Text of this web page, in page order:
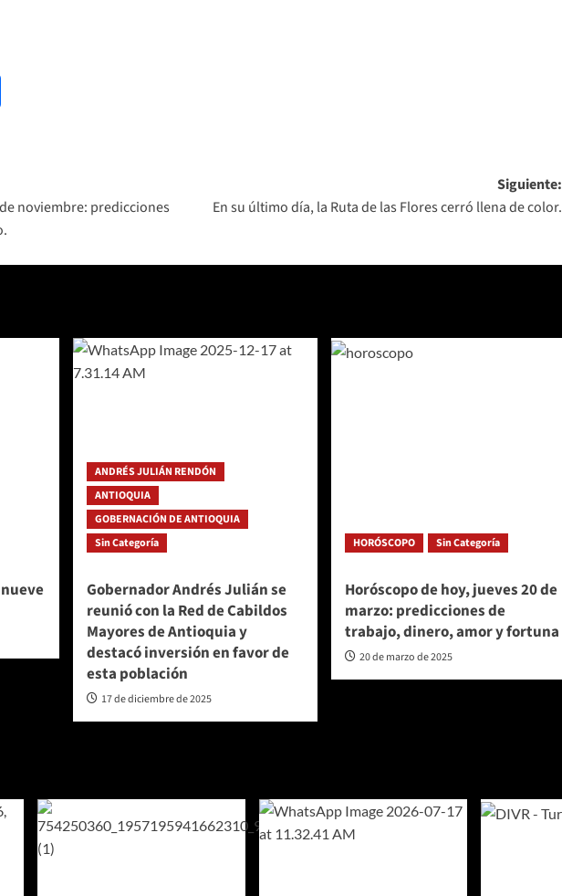
noviembre: predicciones
Siguiente:
En su último día, la Ruta de las Flores cerró llena de color.
ANDRÉS JULIÁN RENDÓN
ANTIOQUIA
GOBERNACIÓN DE ANTIOQUIA
Sin Categoría
Gobernador Andrés Julián se
reunió con la Red de Cabildos
Mayores de Antioquia y
destacó inversión en favor de
esta población
17 de diciembre de 2025
HORÓSCOPO Sin Categoría
Horóscopo de hoy, jueves 20 de
marzo: predicciones de
trabajo, dinero, amor y fortuna
20 de marzo de 2025